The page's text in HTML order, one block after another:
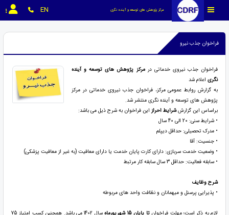
مرکز پژوهش های توسعه و آینده نگری EN
فراخوان جذب نیرو
فراخوان جذب نیروی خدماتی درمرکز پژوهش های توسعه و آینده
نگریاعلام شد
به گزارش روابط عمومی مرکز، فراخوان جذب نیروی خدماتی در مرکز
پژوهش های توسعه و آینده نگری منتشر شد.
براساس این گزارششرایط احرازاین فراخوان به شرح ذیل می باشد:
• شرایط سنی: 20 الی 40 سال
• مدرک تحصیلی: حداقل دیپلم
• جنسیت: آقا
• وضعیت خدمت سربازی: دارای کارت پایان خدمت یا دارای معافیت (به غیر از معافیت پزشکی)
• سابقه فعالیت: حداقل 3 سال سابقه کار مرتبط
شرح وظایف
• پذیرایی پرسنل و میهمانان و نظافت واحد های مربوطه
لازم به ذکر است؛ مهلت فراخوانتا پایان 15 شهریورماه
سال 1402 می باشد. همچنین کسب امتیاز 75